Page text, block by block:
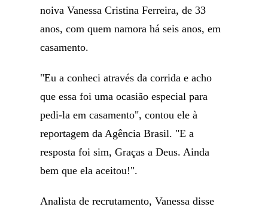
noiva Vanessa Cristina Ferreira, de 33
anos, com quem namora há seis anos, em
casamento.
"Eu a conheci através da corrida e acho
que essa foi uma ocasião especial para
pedi-la em casamento", contou ele à
reportagem da Agência Brasil. "E a
resposta foi sim, Graças a Deus. Ainda
bem que ela aceitou!".
Analista de recrutamento, Vanessa disse